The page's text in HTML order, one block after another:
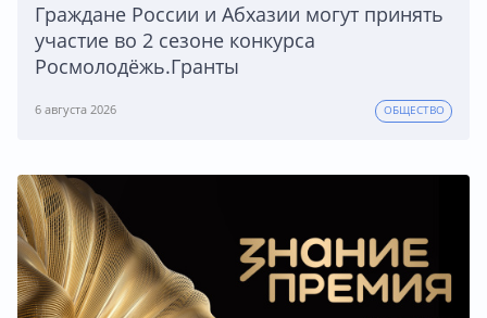
Граждане России и Абхазии могут принять
участие во 2 сезоне конкурса
Росмолодёжь.Гранты
6 августа 2026 ОБЩЕСТВО